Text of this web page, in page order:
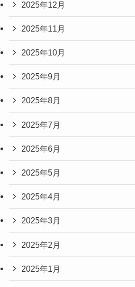
2025年12月
2025年11月
2025年10月
2025年9月
2025年8月
2025年7月
2025年6月
2025年5月
2025年4月
2025年3月
2025年2月
2025年1月